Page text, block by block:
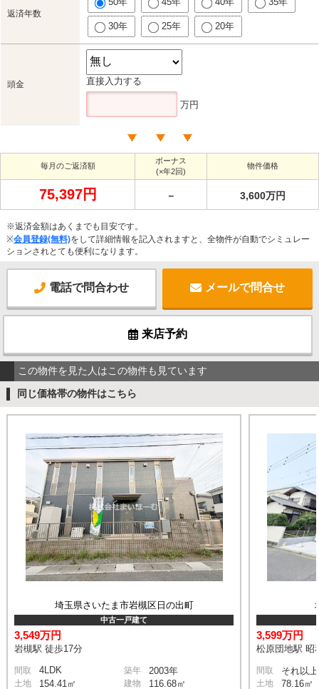
返済年数
30年 25年 20年
頭金 直接入力する
万円
毎月のご返済額
ボーナス
(×年2回)
物件価格
75,397円 － 3,600万円
※返済金額はあくまでも目安です。
※会員登録(無料)をして詳細情報を記入されますと、全物件が自動でシミュレー
ションされとても便利になります。
電話で問合わせ メールで問合せ
来店予約
この物件を見た人はこの物件も見ています
同じ価格帯の物件はこちら
埼玉県さいたま市岩槻区日の出町
中古一戸建て
3,549万円
岩槻駅 徒歩17分
間取 4LDK 築年 2003年
土地 154.41㎡ 建物 116.68㎡
3,599万円
松原団地駅 昭
間取 それ以上
土地 78.16㎡